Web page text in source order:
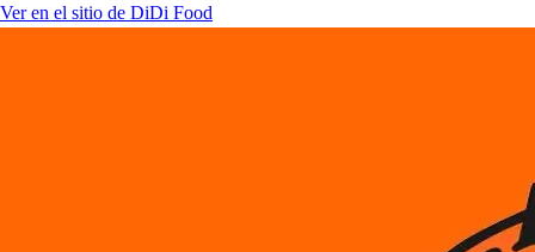
Ver en el sitio de DiDi Food